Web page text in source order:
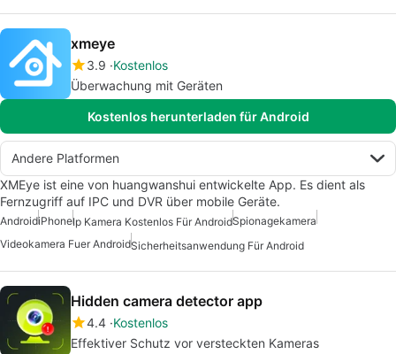
xmeye
3.9 Kostenlos
Überwachung mit Geräten
Kostenlos herunterladen für Android
Andere Platformen
XMEye ist eine von huangwanshui entwickelte App. Es dient als
Fernzugriff auf IPC und DVR über mobile Geräte.
AndroidiPhoneIp Kamera Kostenlos Für AndroidSpionagekamera
Videokamera Fuer AndroidSicherheitsanwendung Für Android
Hidden camera detector aрр
4.4 Kostenlos
Effektiver Schutz vor versteckten Kameras